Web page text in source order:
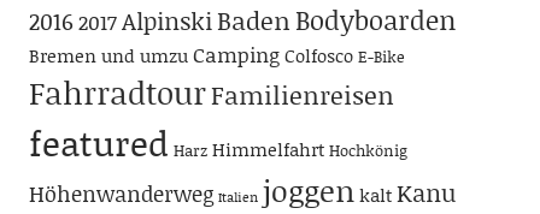
2016 2017AlpinskiBaden Bodyboarden
Bremen und umzuCampingColfosco E-Bike
FahrradtourFamilienreisen
featured Harz Himmelfahrt Hochkönig
Höhenwanderweg Italien joggenkaltKanu